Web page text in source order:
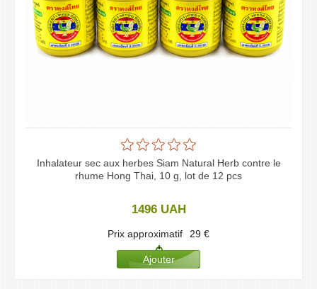
Inhalateur sec aux herbes Siam Natural Herb contre le
rhume Hong Thai, 10 g, lot de 12 pcs
1496 UAH
Prix approximatif 29 €